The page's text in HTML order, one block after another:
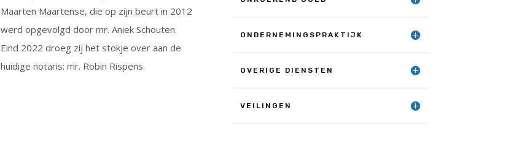
Maarten Maartense, die op zijn beurt in 2012
werd opgevolgd door mr. Aniek Schouten.
Eind 2022 droeg zij het stokje over aan de
huidige notaris: mr. Robin Rispens.
ONDERNEMINGSPRAKTIJK
OVERIGE DIENSTEN
VEILINGEN